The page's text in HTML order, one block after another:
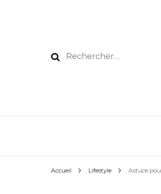
Rechercher :
Accueil Lifestyle Astuce